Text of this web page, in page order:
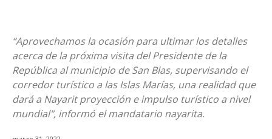
“Aprovechamos la ocasión para ultimar los detalles
acerca de la próxima visita del Presidente de la
República al municipio de San Blas, supervisando el
corredor turístico a las Islas Marías, una realidad que
dará a Nayarit proyección e impulso turístico a nivel
mundial", informó el mandatario nayarita.